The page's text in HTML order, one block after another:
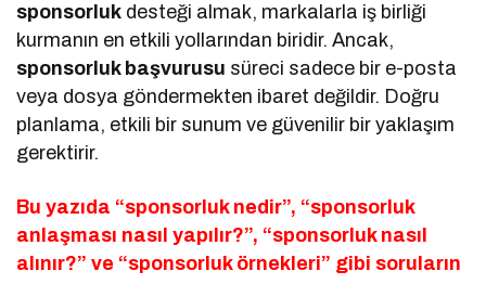
sponsorluk desteği almak, markalarla iş birliği
kurmanın en etkili yollarından biridir. Ancak,
sponsorluk başvurusu süreci sadece bir e-posta
veya dosya göndermekten ibaret değildir. Doğru
planlama, etkili bir sunum ve güvenilir bir yaklaşım
gerektirir.
Bu yazıda “sponsorluk nedir”, “sponsorluk
anlaşması nasıl yapılır?”, “sponsorluk nasıl
alınır?” ve “sponsorluk örnekleri” gibi soruların